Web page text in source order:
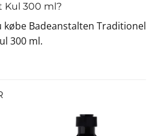
300 ml?
købe Badeanstalten Traditionel
300 ml.